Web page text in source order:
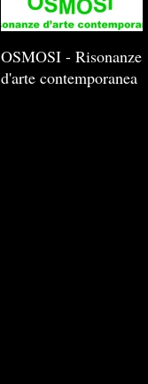
OSMOSI - Risonanze
d'arte contemporanea